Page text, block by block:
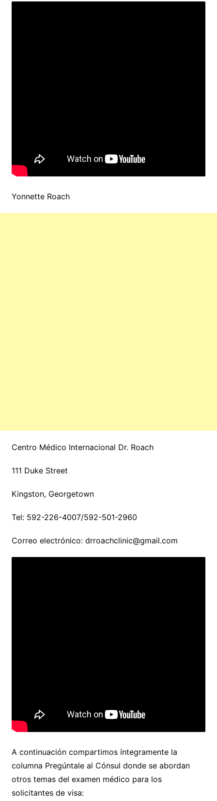
Yonnette Roach
Centro Médico Internacional Dr. Roach
111 Duke Street
Kingston, Georgetown
Tel: 592-226-4007/592-501-2960
Correo electrónico: drroachclinic@gmail.com
A continuación compartimos íntegramente la
columna Pregúntale al Cónsul donde se abordan
otros temas del examen médico para los
solicitantes de visa: